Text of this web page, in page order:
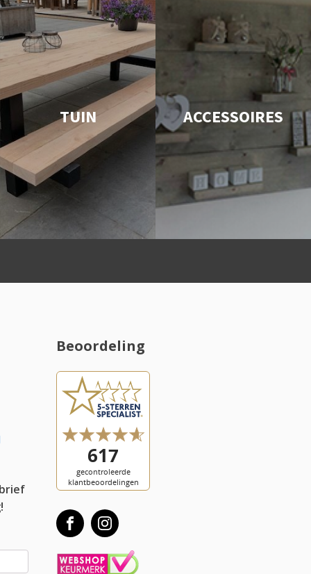
TUIN ACCESSOIRES
Beoordeling